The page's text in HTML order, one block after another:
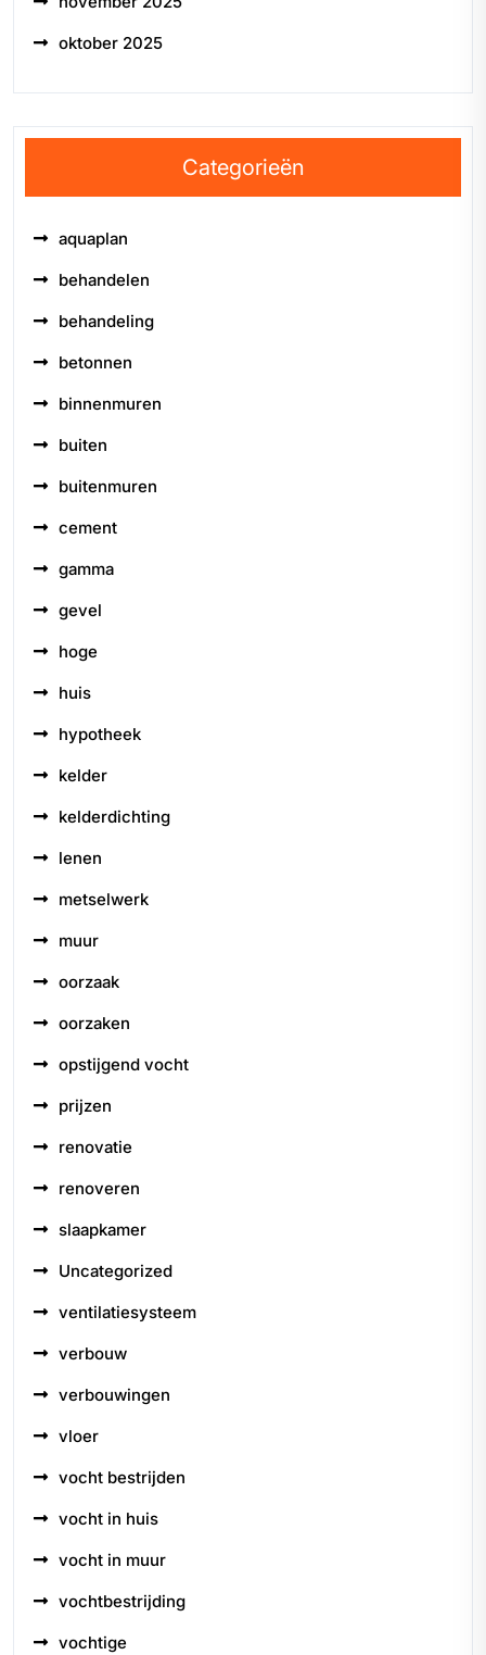
oktober 2025
Categorieën
aquaplan
behandelen
behandeling
betonnen
binnenmuren
buiten
buitenmuren
cement
gamma
gevel
hoge
huis
hypotheek
kelder
kelderdichting
lenen
metselwerk
muur
oorzaak
oorzaken
opstijgend vocht
prijzen
renovatie
renoveren
slaapkamer
Uncategorized
ventilatiesysteem
verbouw
verbouwingen
vloer
vocht bestrijden
vocht in huis
vocht in muur
vochtbestrijding
vochtige